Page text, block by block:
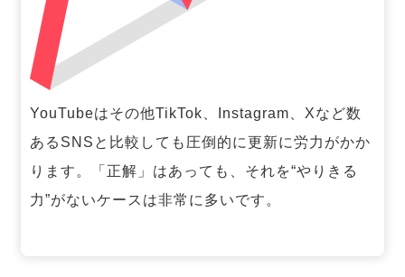
YouTubeはその他TikTok、Instagram、Xなど数
あるSNSと比較しても圧倒的に更新に労力がかか
ります。「正解」はあっても、それを“やりきる
力”がないケースは非常に多いです。